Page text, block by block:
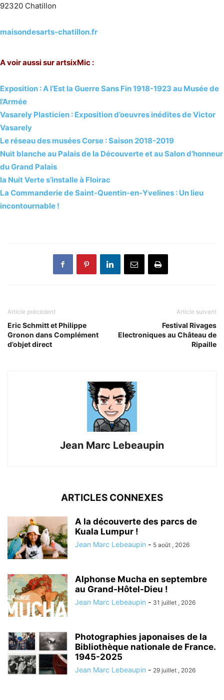
92320 Chatillon
maisondesarts-chatillon.fr
A voir aussi sur artsixMic :
Exposition : A l’Est la Guerre Sans Fin 1918-1923 au Musée de
l’Armée
Vasarely Plasticien : Exposition d’oeuvres inédites de Victor
Vasarely
Le réseau des musées Corse : Saison 2018-2019
Nuit blanche au Palais de la Découverte et au Salon d’honneur
du Grand Palais
la Nuit Verte s’installe à Floirac
La Commanderie de Saint-Quentin-en-Yvelines : Un lieu
incontournable !
Article précédent
Eric Schmitt et Philippe
Gronon dans Complément
d’objet direct
Article suivant
Festival Rivages
Electroniques au Château de
Ripaille
Jean Marc Lebeaupin
ARTICLES CONNEXES
A la découverte des parcs de
Kuala Lumpur !
Jean Marc Lebeaupin - 5 août , 2026
Alphonse Mucha en septembre
au Grand-Hôtel-Dieu !
Jean Marc Lebeaupin - 31 juillet , 2026
Photographies japonaises de la
Bibliothèque nationale de France.
1945-2025
Jean Marc Lebeaupin - 29 juillet , 2026